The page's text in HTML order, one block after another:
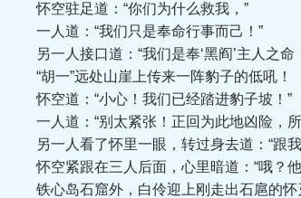
怀空驻足道：“你们为什么救我，”
一人道：“我们只是奉命行事而己！”
另一人接口道：“我们是奉‘黑阎’主人之命
“胡一”远处山崖上传来一阵豹子的低吼！
怀空道：“小心！我们已经踏进豹子坡！”
一人道：“别太紧张！正回为此地凶险，所
另一人看了怀里一眼，转过身去道：“跟我
怀空紧跟在三人后面，心里暗道：“哦？他
铁心岛石窟外，白伶迎上刚走出石扈的怀